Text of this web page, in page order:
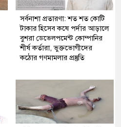
সর্বনাশা প্রতারণা: শত শত কোটি
টাকার হিসেব কষে পর্দার আড়ালে
বুশরা ডেভেলপমেন্ট কোম্পানির
শীর্ষ কর্তারা, ভুক্তভোগীদের
কঠোর গণমামলার প্রস্তুতি